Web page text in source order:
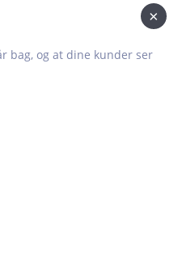
bag, og at dine kunder ser
×